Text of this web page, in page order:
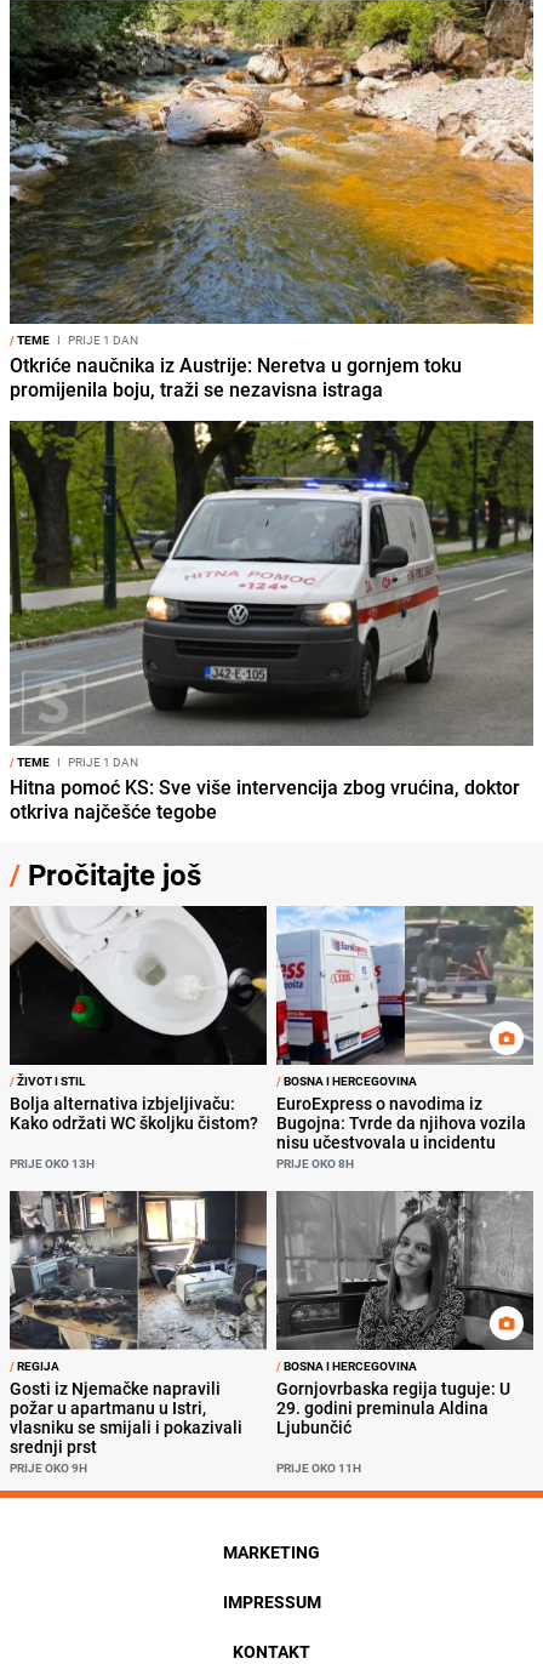
/TEME I PRIJE 1 DAN
Otkriće naučnika iz Austrije: Neretva u gornjem toku
promijenila boju, traži se nezavisna istraga
/TEME I PRIJE 1 DAN
Hitna pomoć KS: Sve više intervencija zbog vrućina, doktor
otkriva najčešće tegobe
/ Pročitajte još
/ŽIVOT I STIL
Bolja alternativa izbjeljivaču:
Kako održati WC školjku čistom?
PRIJE OKO 13H
/BOSNA I HERCEGOVINA
EuroExpress o navodima iz
Bugojna: Tvrde da njihova vozila
nisu učestvovala u incidentu
PRIJE OKO 8H
/REGIJA
Gosti iz Njemačke napravili
požar u apartmanu u Istri,
vlasniku se smijali i pokazivali
srednji prst
PRIJE OKO 9H
/BOSNA I HERCEGOVINA
Gornjovrbaska regija tuguje: U
29. godini preminula Aldina
Ljubunčić
PRIJE OKO 11H
MARKETING
IMPRESSUM
KONTAKT